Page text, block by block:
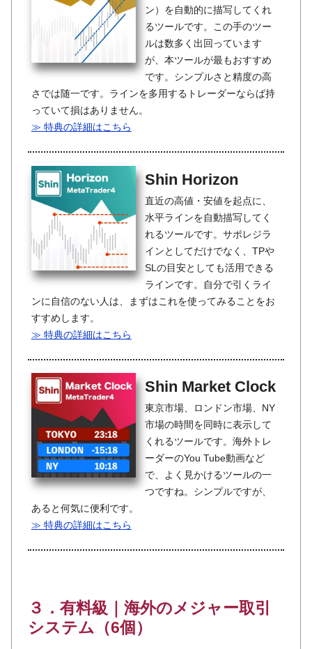
ン）を自動的に描写してくれ
るツールです。この手のツー
ルは数多く出回っています
が、本ツールが最もおすすめ
です。シンプルさと精度の高
さでは随一です。ラインを多用するトレーダーならば持
っていて損はありません。
≫ 特典の詳細はこちら
Shin Horizon
直近の高値・安値を起点に、
水平ラインを自動描写してく
れるツールです。サポレジラ
インとしてだけでなく、TPや
SLの目安としても活用できる
ラインです。自分で引くライ
ンに自信のない人は、まずはこれを使ってみることをお
すすめします。
≫ 特典の詳細はこちら
Shin Market Clock
東京市場、ロンドン市場、NY
市場の時間を同時に表示して
くれるツールです。海外トレ
ーダーのYou Tube動画など
で、よく見かけるツールの一
つですね。シンプルですが、
あると何気に便利です。
≫ 特典の詳細はこちら
３．有料級｜海外のメジャー取引
システム（6個）